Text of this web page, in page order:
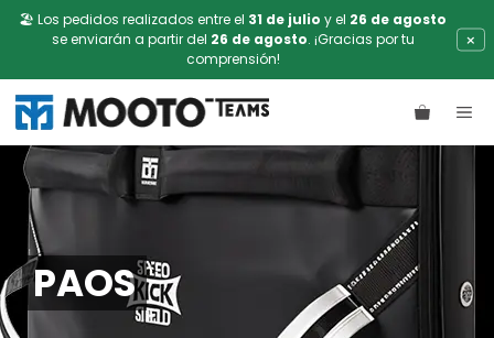
🏖️ Los pedidos realizados entre el 31 de julio y el 26 de agosto
se enviarán a partir del 26 de agosto. ¡Gracias por tu
comprensión!
×
Saltar
contenido
PAOS